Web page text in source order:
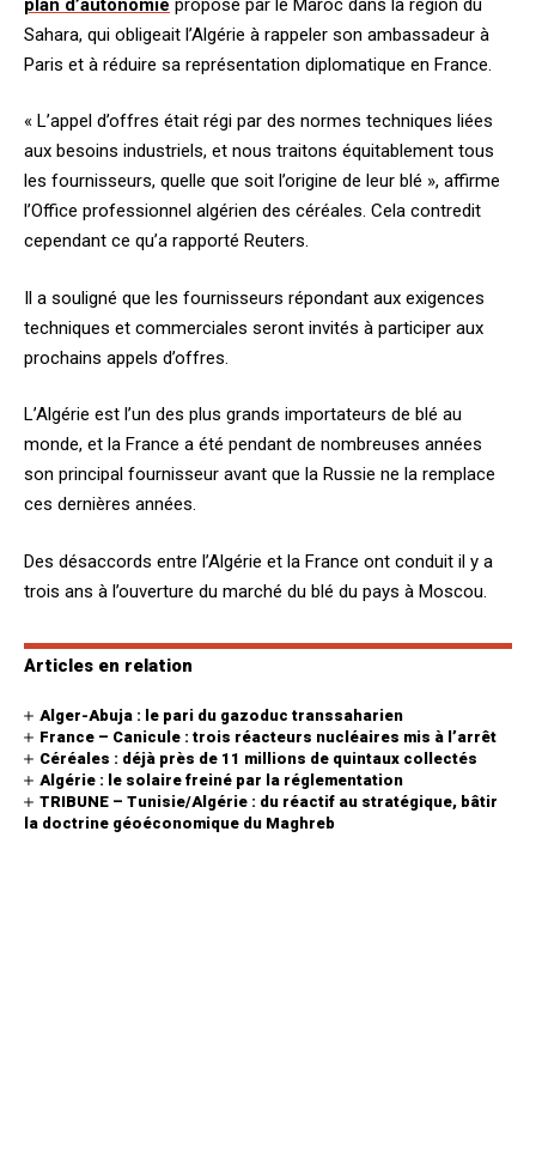
plan d’autonomie proposé par le Maroc dans la région du
Sahara, qui obligeait l’Algérie à rappeler son ambassadeur à
Paris et à réduire sa représentation diplomatique en France.
« L’appel d’offres était régi par des normes techniques liées
aux besoins industriels, et nous traitons équitablement tous
les fournisseurs, quelle que soit l’origine de leur blé », affirme
l’Office professionnel algérien des céréales. Cela contredit
cependant ce qu’a rapporté Reuters.
Il a souligné que les fournisseurs répondant aux exigences
techniques et commerciales seront invités à participer aux
prochains appels d’offres.
L’Algérie est l’un des plus grands importateurs de blé au
monde, et la France a été pendant de nombreuses années
son principal fournisseur avant que la Russie ne la remplace
ces dernières années.
Des désaccords entre l’Algérie et la France ont conduit il y a
trois ans à l’ouverture du marché du blé du pays à Moscou.
Articles en relation
Alger-Abuja : le pari du gazoduc transsaharien
France – Canicule : trois réacteurs nucléaires mis à l’arrêt
Céréales : déjà près de 11 millions de quintaux collectés
Algérie : le solaire freiné par la réglementation
TRIBUNE – Tunisie/Algérie : du réactif au stratégique, bâtir
la doctrine géoéconomique du Maghreb